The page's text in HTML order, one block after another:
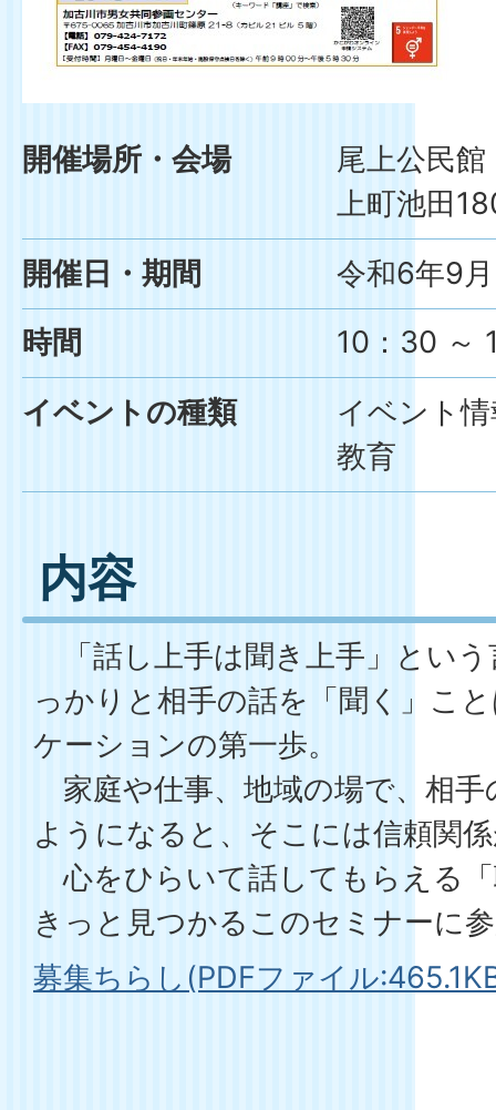
開催場所・会場
尾上公民
上町池田
開催日・期間
令和6年9
時間
10：30 ～
イベントの種類
イベント
教育
内容
「話し上手は聞き上手」とい
っかりと相手の話を「聞く」こ
ケーションの第一歩。
家庭や仕事、地域の場で、相
ようになると、そこには信頼関
心をひらいて話してもらえる
きっと見つかるこのセミナーに
募集ちらし(PDFファイル